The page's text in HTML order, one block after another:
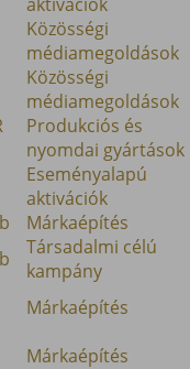
Közösségi
médiamegoldások
Közösségi
médiamegoldások
Produkciós és
nyomdai gyártások
Eseményalapú
aktivációk
Márkaépítés
Társadalmi célú
kampány
Márkaépítés
Márkaépítés